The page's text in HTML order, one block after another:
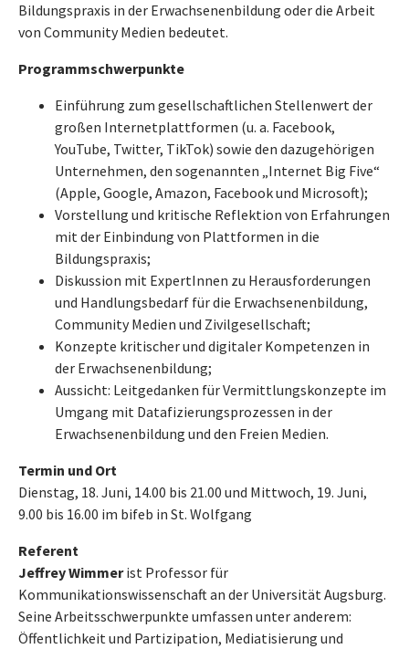
Bildungspraxis in der Erwachsenenbildung oder die Arbeit
von Community Medien bedeutet.
Programmschwerpunkte
Einführung zum gesellschaftlichen Stellenwert der
großen Internetplattformen (u. a. Facebook,
YouTube, Twitter, TikTok) sowie den dazugehörigen
Unternehmen, den sogenannten „Internet Big Five“
(Apple, Google, Amazon, Facebook und Microsoft);
Vorstellung und kritische Reflektion von Erfahrungen
mit der Einbindung von Plattformen in die
Bildungspraxis;
Diskussion mit ExpertInnen zu Herausforderungen
und Handlungsbedarf für die Erwachsenenbildung,
Community Medien und Zivilgesellschaft;
Konzepte kritischer und digitaler Kompetenzen in
der Erwachsenenbildung;
Aussicht: Leitgedanken für Vermittlungskonzepte im
Umgang mit Datafizierungsprozessen in der
Erwachsenenbildung und den Freien Medien.
Termin und Ort
Dienstag, 18. Juni, 14.00 bis 21.00 und Mittwoch, 19. Juni,
9.00 bis 16.00 im bifeb in St. Wolfgang
Referent
Jeffrey Wimmerist Professor für
Kommunikationswissenschaft an der Universität Augsburg.
Seine Arbeitsschwerpunkte umfassen unter anderem:
Öffentlichkeit und Partizipation, Mediatisierung und